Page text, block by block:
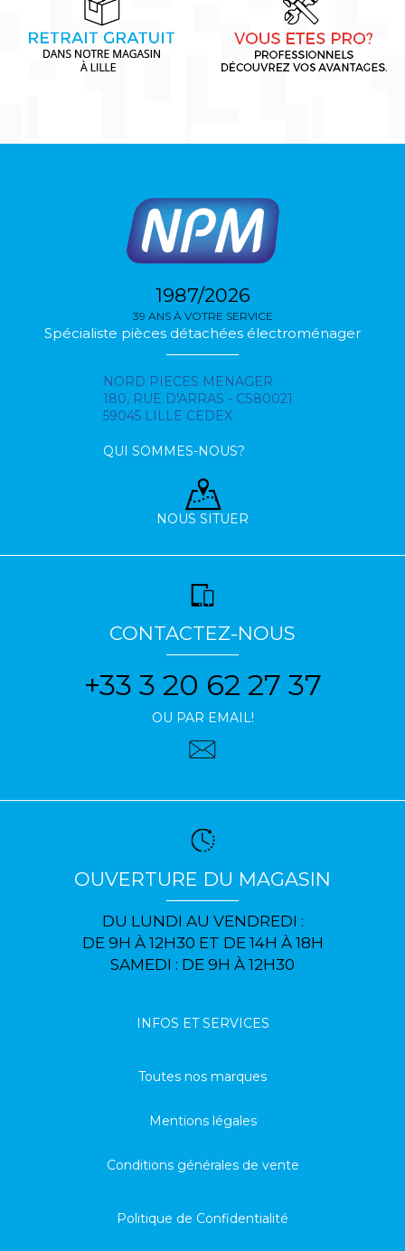
1987/2026
39 ANS À VOTRE SERVICE
Spécialiste pièces détachées électroménager
NORD PIECES MENAGER
180, RUE D'ARRAS - CS80021
59045 LILLE CEDEX
QUI SOMMES-NOUS?
NOUS SITUER
CONTACTEZ-NOUS
+33 3 20 62 27 37
OU PAR EMAIL!
OUVERTURE DU MAGASIN
DU LUNDI AU VENDREDI :
DE 9H À 12H30 ET DE 14H À 18H
SAMEDI : DE 9H À 12H30
INFOS ET SERVICES
Toutes nos marques
Mentions légales
Conditions générales de vente
Politique de Confidentialité